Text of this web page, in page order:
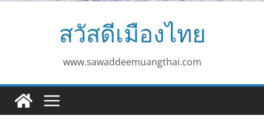
สวัสดีเมืองไทย
www.sawaddeemuangthai.com